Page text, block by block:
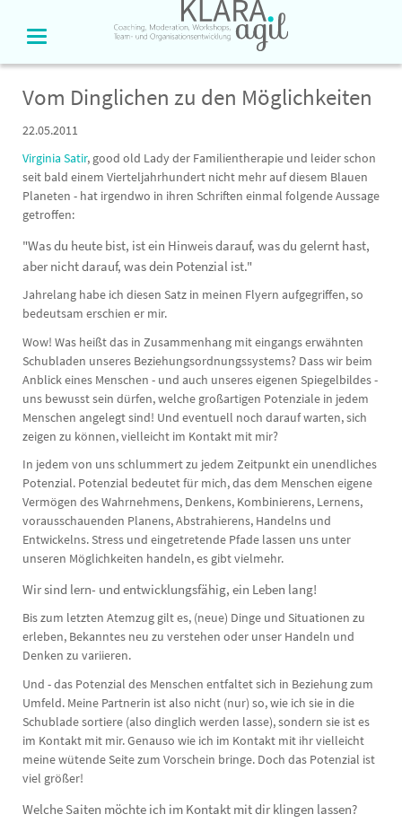
Vom Dinglichen zu den Möglichkeiten
22.05.2011
Virginia Satir, good old Lady der Familientherapie und leider schon
seit bald einem Vierteljahrhundert nicht mehr auf diesem Blauen
Planeten - hat irgendwo in ihren Schriften einmal folgende Aussage
getroffen:
"Was du heute bist, ist ein Hinweis darauf, was du gelernt hast,
aber nicht darauf, was dein Potenzial ist."
Jahrelang habe ich diesen Satz in meinen Flyern aufgegriffen, so
bedeutsam erschien er mir.
Wow! Was heißt das in Zusammenhang mit eingangs erwähnten
Schubladen unseres Beziehungsordnungssystems? Dass wir beim
Anblick eines Menschen - und auch unseres eigenen Spiegelbildes -
uns bewusst sein dürfen, welche großartigen Potenziale in jedem
Menschen angelegt sind! Und eventuell noch darauf warten, sich
zeigen zu können, vielleicht im Kontakt mit mir?
In jedem von uns schlummert zu jedem Zeitpunkt ein unendliches
Potenzial. Potenzial bedeutet für mich, das dem Menschen eigene
Vermögen des Wahrnehmens, Denkens, Kombinierens, Lernens,
vorausschauenden Planens, Abstrahierens, Handelns und
Entwickelns. Stress und eingetretende Pfade lassen uns unter
unseren Möglichkeiten handeln, es gibt vielmehr.
Wir sind lern- und entwicklungsfähig, ein Leben lang!
Bis zum letzten Atemzug gilt es, (neue) Dinge und Situationen zu
erleben, Bekanntes neu zu verstehen oder unser Handeln und
Denken zu variieren.
Und - das Potenzial des Menschen entfaltet sich in Beziehung zum
Umfeld. Meine Partnerin ist also nicht (nur) so, wie ich sie in die
Schublade sortiere (also dinglich werden lasse), sondern sie ist es
im Kontakt mit mir. Genauso wie ich im Kontakt mit ihr vielleicht
meine wütende Seite zum Vorschein bringe. Doch das Potenzial ist
viel größer!
Welche Saiten möchte ich im Kontakt mit dir klingen lassen?